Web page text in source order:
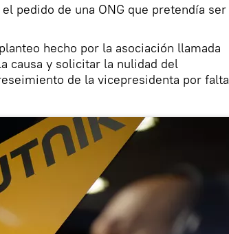
pedido de una ONG que pretendía ser
hecho por la asociación llamada
causa y solicitar la nulidad del
de la vicepresidenta por falta